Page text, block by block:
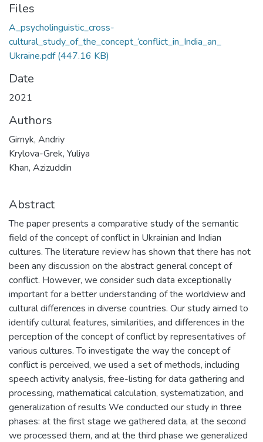
Files
A_psycholinguistic_cross-
cultural_study_of_the_concept_‘conflict_in_India_an_
Ukraine.pdf(447.16 KB)
Date
2021
Authors
Girnyk, Andriy
Krylova-Grek, Yuliya
Khan, Azizuddin
Abstract
The paper presents a comparative study of the semantic
field of the concept of conflict in Ukrainian and Indian
cultures. The literature review has shown that there has not
been any discussion on the abstract general concept of
conflict. However, we consider such data exceptionally
important for a better understanding of the worldview and
cultural differences in diverse countries. Our study aimed to
identify cultural features, similarities, and differences in the
perception of the concept of conflict by representatives of
various cultures. To investigate the way the concept of
conflict is perceived, we used a set of methods, including
speech activity analysis, free-listing for data gathering and
processing, mathematical calculation, systematization, and
generalization of results We conducted our study in three
phases: at the first stage we gathered data, at the second
we processed them, and at the third phase we generalized